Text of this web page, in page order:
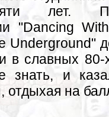
лет.
"Dancing
Underground"
и в славных
знать, и
отдыхая на